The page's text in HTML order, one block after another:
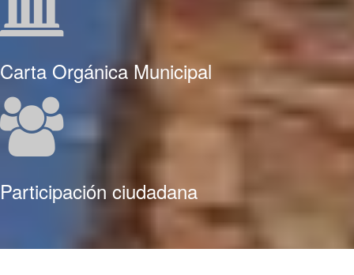
Carta Orgánica Municipal
Participación ciudadana